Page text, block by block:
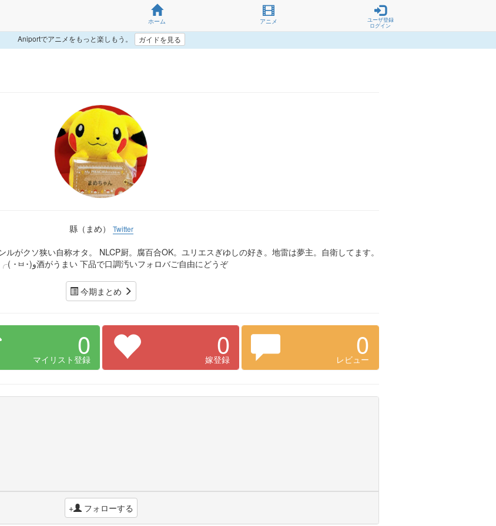
ホーム アニメ
ユーザ登録
ログイン
Aniportでアニメをもっと楽しもう。 ガイドを見る
縣（まめ） Twitter
がクソ狭い自称オタ。 NLCP厨。腐百合OK。ユリエスぎゆしの好き。地雷は夢主。自衛してます。
頑張る╭( ･ㅂ･)و酒がうまい 下品で口調汚いフォロバご自由にどうぞ
今期まとめ
0
マイリスト登録 0
嫁登録 0
レビュー
+ フォローする